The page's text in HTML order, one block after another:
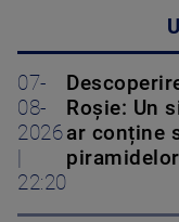
07-
08-
2026
22:20
Roșie: Un
ar conține
piramidelor